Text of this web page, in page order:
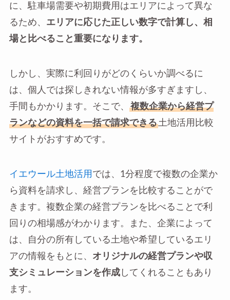
に、駐車場需要や初期費用はエリアによって異な
るため、 エリアに応じた正しい数字で計算し、相
場と比べること重要になります。
しかし、実際に利回りがどのくらいか調べるに
は、個人では探しきれない情報が多すぎますし、
手間もかかります。そこで、
複数企業から経営プ
ランなどの資料を一括で請求できる土地活用比較
サイトがおすすめです。
イエウール土地活用 では、1分程度で複数の企業か
ら資料を請求し、経営プランを比較することがで
きます。複数企業の経営プランを比べることで利
回りの相場感がわかります。また、企業によって
は、自分の所有している土地や希望しているエリ
アの情報をもとに、 オリジナルの経営プランや収
支シミュレーションを作成してくれることもあり
ます。